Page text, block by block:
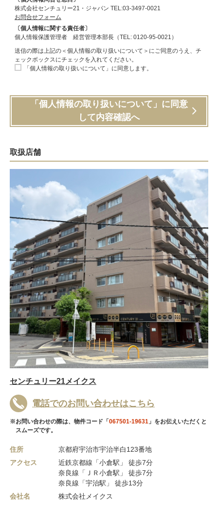
株式会社センチュリー21・ジャパン TEL:03-3497-0021
お問合せフォーム
〔個人情報に関する責任者〕
個人情報保護管理者 経営管理本部長（TEL: 0120-95-0021）
送信の際は上記の＜個人情報の取り扱いについて＞にご同意のうえ、チ
ェックボックスにチェックを入れてください。
「個人情報の取り扱いについて」に同意します。
「個人情報の取り扱いについて」に同意
して内容確認へ
取扱店舗
センチュリー21メイクス
電話でのお問い合わせはこちら
※お問い合わせの際は、物件コード「 067501-19631 」をお伝えいただくと
スムーズです。
住所
京都府宇治市宇治半白123番地
アクセス
近鉄京都線「小倉駅」 徒歩7分
奈良線「ＪＲ小倉駅」 徒歩7分
奈良線「宇治駅」 徒歩13分
会社名
株式会社メイクス